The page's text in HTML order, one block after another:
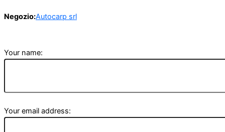
Negozio:Autocarp srl
Your name:
Your email address: